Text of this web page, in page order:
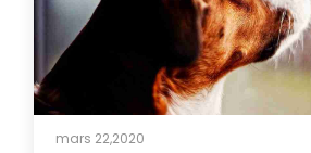
mars 22,2020